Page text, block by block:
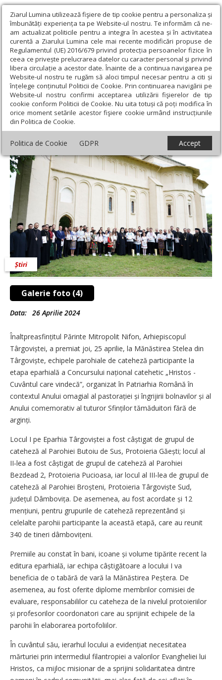
Ziarul Lumina utilizează fişiere de tip cookie pentru a personaliza și
îmbunătăți experiența ta pe Website-ul nostru. Te informăm că ne-
am actualizat politicile pentru a integra în acestea și în activitatea
curentă a Ziarului Lumina cele mai recente modificări propuse de
Regulamentul (UE) 2016/679 privind protecția persoanelor fizice în
ceea ce privește prelucrarea datelor cu caracter personal și privind
libera circulație a acestor date. Înainte de a continua navigarea pe
Website-ul nostru te rugăm să aloci timpul necesar pentru a citi și
înțelege conținutul Politicii de Cookie. Prin continuarea navigării pe
Website-ul nostru confirmi acceptarea utilizării fişierelor de tip
cookie conform Politicii de Cookie. Nu uita totuși că poți modifica în
orice moment setările acestor fişiere cookie urmând instrucțiunile
din Politica de Cookie.
Politica de Cookie GDPR Accept
Ziarul Lumina › Actualitate religioasă › Știri › Premierea tinerilor
misionari din Arhiepiscopia Târgoviștei
Premierea tinerilor misionari din
Arhiepiscopia Târgoviștei
Galerie foto (4)
Știri
Data: 26 Aprilie 2024
Înaltpreasfințitul Părinte Mitropolit Nifon, Arhiepiscopul
Târgoviștei, a premiat joi, 25 aprilie, la Mănăstirea Stelea din
Târgoviște, echipele parohiale de cateheză participante la
etapa eparhială a Concursului național catehetic „Hristos -
Cuvântul care vindecă”, organizat în Patriarhia Română în
contextul Anului omagial al pastorației și îngrijirii bolnavilor și al
Anului comemorativ al tuturor Sfinților tămăduitori fără de
arginți.
Locul I pe Eparhia Târgoviștei a fost câștigat de grupul de
cateheză al Parohiei Butoiu de Sus, Protoieria Găești; locul al
II‑lea a fost câștigat de grupul de cateheză al Parohiei
Bezdead 2, Protoieria Pucioasa, iar locul al III‑lea de grupul de
cateheză al Parohiei Broșteni, Protoieria Târgoviște Sud,
județul Dâmbovița. De asemenea, au fost acordate și 12
mențiuni, pentru grupurile de cateheză reprezentând și
celelalte parohii participante la această etapă, care au reunit
340 de tineri dâmbovițeni.
Premiile au constat în bani, icoane și volume tipărite recent la
editura eparhială, iar echipa câștigătoare a locului I va
beneficia de o tabără de vară la Mănăstirea Peștera. De
asemenea, au fost oferite diplome membrilor comisiei de
evaluare, responsabililor cu cateheza de la nivelul protoieriilor
și profesorilor coordonatori care au sprijinit echipele de la
parohii în elaborarea portofoliilor.
În cuvântul său, ierarhul locului a evidențiat necesitatea
mărturiei prin intermediul filantropiei a valorilor Evangheliei lui
Hristos, ca mijloc misionar de a sprijini solidaritatea dintre